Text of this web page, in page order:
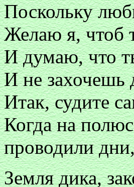
Поскольку
Желаю я, чтоб
И думаю, что
И не захочешь
Итак, судите
Когда на
проводили
Земля дика,